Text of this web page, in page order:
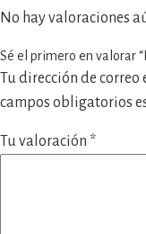
No hay valoraciones
Sé el primero en valorar
Tu dirección de
campos obligatorios
Tu valoración *